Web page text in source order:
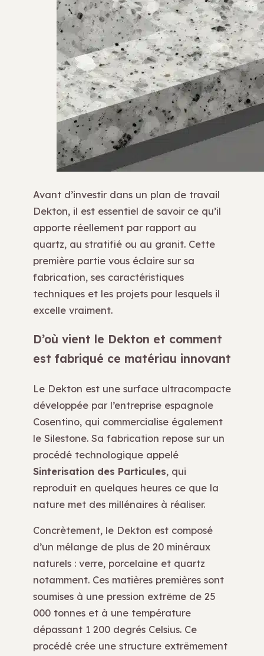
Avant d’investir dans un plan de travail
Dekton, il est essentiel de savoir ce qu’il
apporte réellement par rapport au
quartz, au stratifié ou au granit. Cette
première partie vous éclaire sur sa
fabrication, ses caractéristiques
techniques et les projets pour lesquels il
excelle vraiment.
D’où vient le Dekton et comment
est fabriqué ce matériau innovant
Le Dekton est une surface ultracompacte
développée par l’entreprise espagnole
Cosentino, qui commercialise également
le Silestone. Sa fabrication repose sur un
procédé technologique appelé
Sinterisation des Particules, qui
reproduit en quelques heures ce que la
nature met des millénaires à réaliser.
Concrètement, le Dekton est composé
d’un mélange de plus de 20 minéraux
naturels : verre, porcelaine et quartz
notamment. Ces matières premières sont
soumises à une pression extrême de 25
000 tonnes et à une température
dépassant 1 200 degrés Celsius. Ce
procédé crée une structure extrêmement